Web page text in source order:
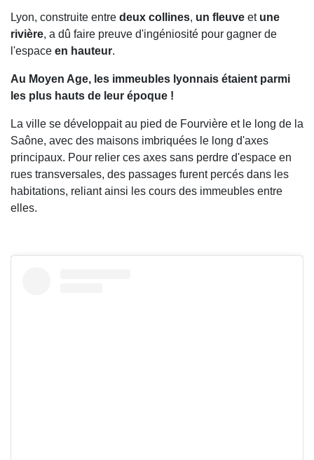
Lyon, construite entre deux collines, un fleuve et une
rivière, a dû faire preuve d'ingéniosité pour gagner de
l'espace en hauteur.
Au Moyen Age, les immeubles lyonnais étaient parmi
les plus hauts de leur époque !
La ville se développait au pied de Fourvière et le long de la
Saône, avec des maisons imbriquées le long d'axes
principaux. Pour relier ces axes sans perdre d'espace en
rues transversales, des passages furent percés dans les
habitations, reliant ainsi les cours des immeubles entre
elles.